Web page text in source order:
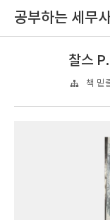
공부하는 세무
찰스
책 밑